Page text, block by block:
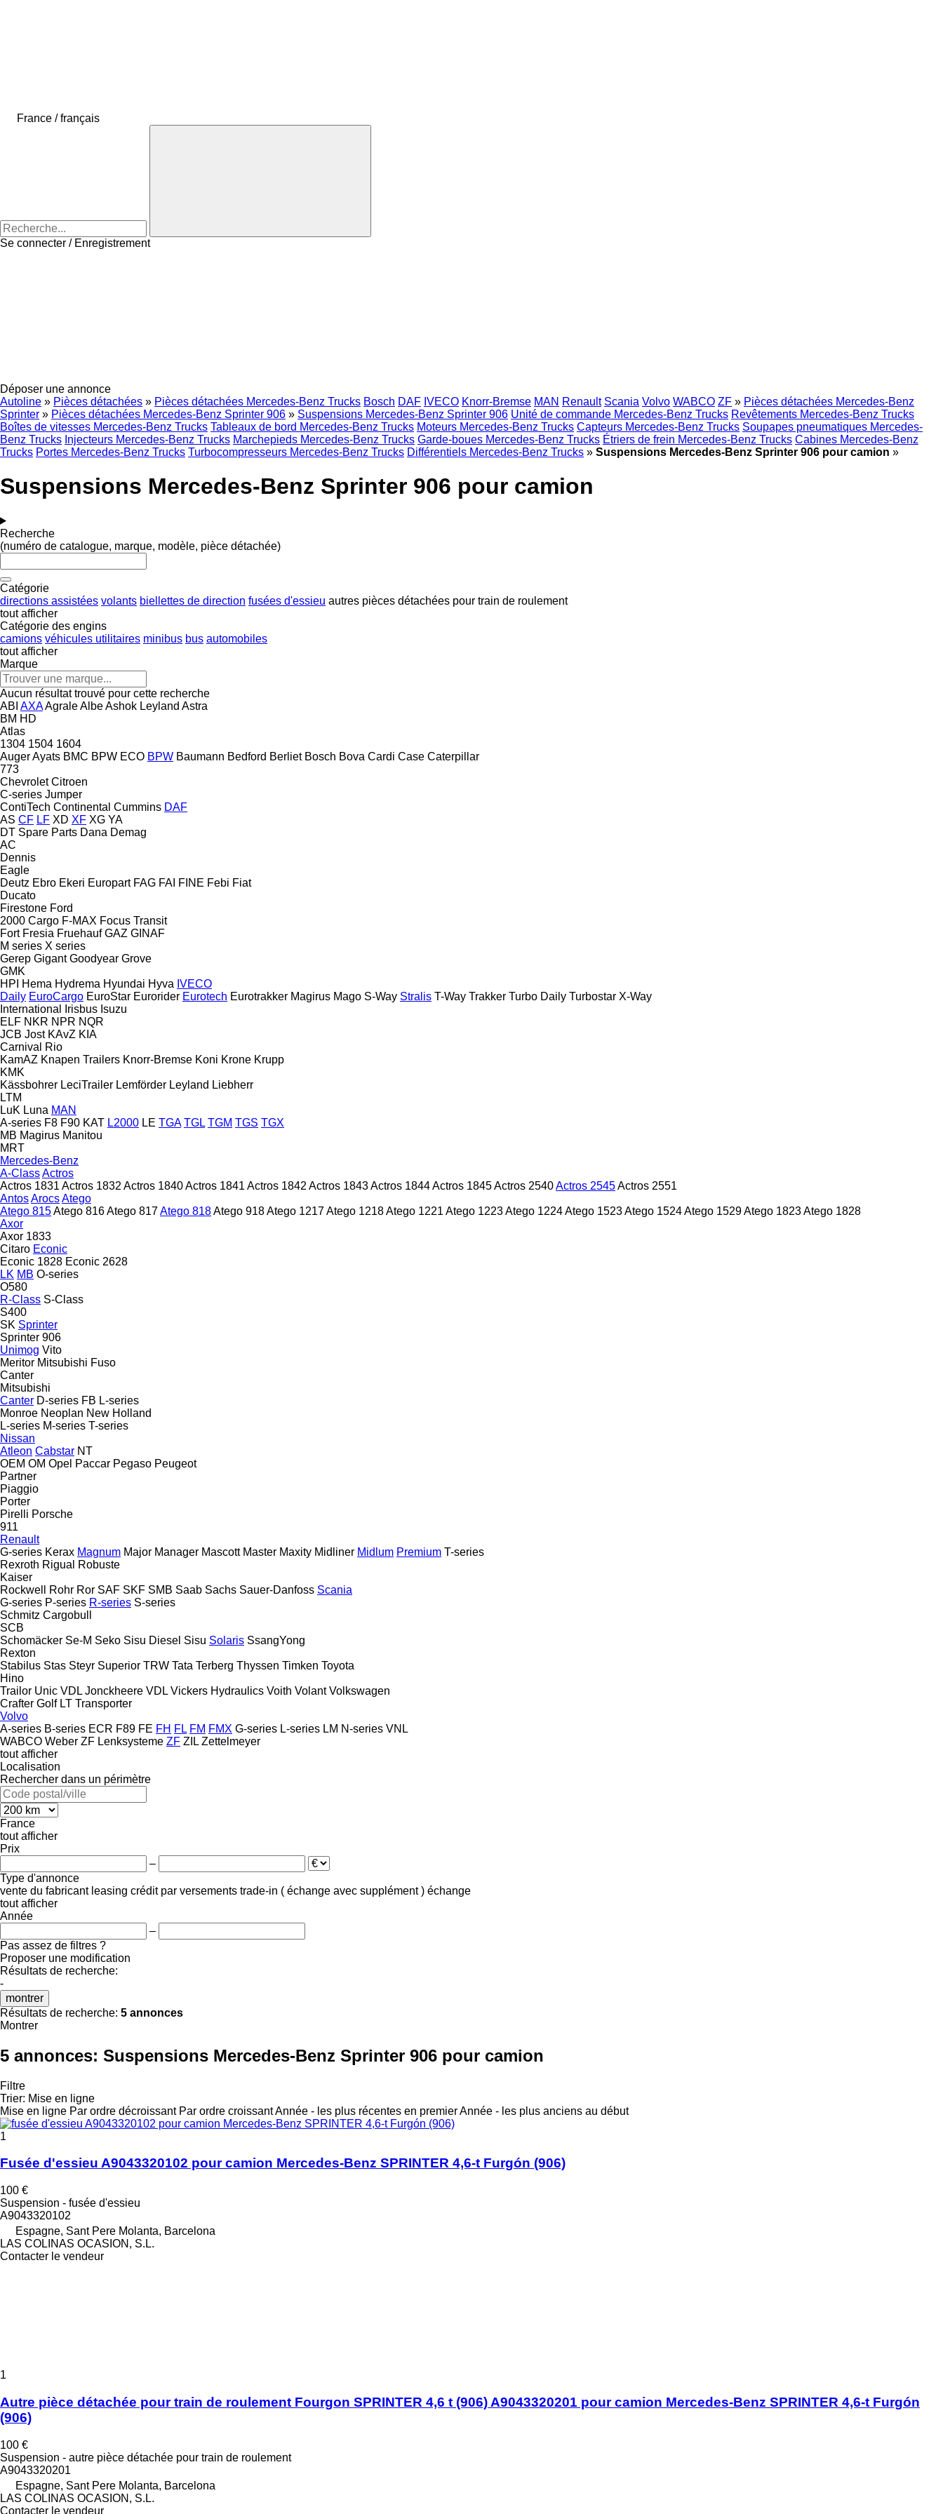
France / français
Se connecter / Enregistrement
Déposer une annonce
Autoline » Pièces détachées » Pièces détachées Mercedes-Benz Trucks Bosch DAF IVECO Knorr-Bremse MAN Renault Scania Volvo WABCO ZF » Pièces détachées Mercedes-Benz
Sprinter » Pièces détachées Mercedes-Benz Sprinter 906 » Suspensions Mercedes-Benz Sprinter 906 Unité de commande Mercedes-Benz Trucks Revêtements Mercedes-Benz Trucks
Boîtes de vitesses Mercedes-Benz Trucks Tableaux de bord Mercedes-Benz Trucks Moteurs Mercedes-Benz Trucks Capteurs Mercedes-Benz Trucks Soupapes pneumatiques Mercedes-
Benz Trucks Injecteurs Mercedes-Benz Trucks Marchepieds Mercedes-Benz Trucks Garde-boues Mercedes-Benz Trucks Étriers de frein Mercedes-Benz Trucks Cabines Mercedes-Benz
Trucks Portes Mercedes-Benz Trucks Turbocompresseurs Mercedes-Benz Trucks Différentiels Mercedes-Benz Trucks » Suspensions Mercedes-Benz Sprinter 906 pour camion »
Suspensions Mercedes-Benz Sprinter 906 pour camion
Recherche
(numéro de catalogue, marque, modèle, pièce détachée)
Catégorie
directions assistées volants biellettes de direction fusées d'essieu autres pièces détachées pour train de roulement
tout afficher
Catégorie des engins
camions véhicules utilitaires minibus bus automobiles
tout afficher
Marque
Aucun résultat trouvé pour cette recherche
ABI AXAAgraleAlbeAshok Leyland Astra
BM HD
Atlas
1304 1504 1604
AugerAyats BMC BPW ECO BPW Baumann Bedford Berliet Bosch Bova Cardi Case Caterpillar
773
Chevrolet Citroen
C-series Jumper
ContiTech Continental Cummins DAF
AS CF LF XD XF XG YA
DT Spare Parts Dana Demag
AC
Dennis
Eagle
Deutz Ebro Ekeri Europart FAG FAI FINE Febi Fiat
Ducato
Firestone Ford
2000 Cargo F-MAX Focus Transit
Fort Fresia Fruehauf GAZ GINAF
M series X series
Gerep Gigant Goodyear Grove
GMK
HPI
Hema Hydrema Hyundai Hyva IVECO
Daily EuroCargo EuroStar Eurorider Eurotech Eurotrakker Magirus Mago S-Way Stralis T-Way Trakker Turbo Daily Turbostar X-Way
International
Irisbus Isuzu
ELF NKR NPR NQR
JCB Jost KAvZ KIA
Carnival
Rio
KamAZ Knapen Trailers Knorr-Bremse Koni Krone Krupp
KMK
Kässbohrer LeciTrailer Lemförder Leyland Liebherr
LTM
LuK Luna MAN
A-series F8 F90 KAT L2000 LE TGA TGL TGM TGS TGX
MB Magirus Manitou
MRT
Mercedes-Benz
A-ClassActros
Actros 1831 Actros 1832 Actros 1840Actros 1841 Actros 1842 Actros 1843Actros 1844Actros 1845Actros 2540Actros 2545Actros 2551
AntosArocsAtego
Atego 815Atego 816Atego 817Atego 818Atego 918Atego 1217Atego 1218Atego 1221 Atego 1223Atego 1224Atego 1523Atego 1524Atego 1529Atego 1823Atego 1828
Axor
Axor 1833
Citaro Econic
Econic 1828 Econic 2628
LK MB O-series
O580
R-Class S-Class
S400
SK Sprinter
Sprinter 906
Unimog Vito
Meritor Mitsubishi Fuso
Canter
Mitsubishi
Canter D-series FB L-series
Monroe Neoplan New Holland
L-series M-series T-series
Nissan
Atleon Cabstar NT
OEM OM Opel Paccar Pegaso Peugeot
Partner
Piaggio
Porter
Pirelli Porsche
911
Renault
G-series Kerax Magnum Major Manager Mascott Master Maxity Midliner Midlum Premium T-series
Rexroth Rigual
Robuste
Kaiser
Rockwell
Rohr Ror SAF SKF SMB Saab Sachs Sauer-Danfoss Scania
G-series P-series R-series S-series
Schmitz Cargobull
SCB
Schomäcker Se-M Seko Sisu Diesel Sisu Solaris SsangYong
Rexton
Stabilus Stas Steyr Superior TRW Tata Terberg Thyssen Timken Toyota
Hino
Trailor Unic VDL Jonckheere VDL Vickers Hydraulics Voith Volant Volkswagen
Crafter Golf LT Transporter
Volvo
A-series B-series ECR F89 FE FH FL FM FMX G-series L-series LM N-series VNL
WABCO Weber ZF Lenksysteme ZF ZIL Zettelmeyer
tout afficher
Localisation
Rechercher dans un périmètre
France
tout afficher
Prix
–
Type d'annonce
vente du fabricant leasing crédit par versements trade-in ( échange avec supplément ) échange
tout afficher
Année
–
Pas assez de filtres ?
Proposer une modification
Résultats de recherche:
-
montrer
Résultats de recherche: 5 annonces
Montrer
5 annonces: Suspensions Mercedes-Benz Sprinter 906 pour camion
Filtre
Trier: Mise en ligne
Mise en ligne Par ordre décroissant Par ordre croissantAnnée - les plus récentes en premierAnnée - les plus anciens au début
1
Fusée d'essieu A9043320102 pour camion Mercedes-Benz SPRINTER 4,6-t Furgón (906)
100 €
Suspension - fusée d'essieu
A9043320102
Espagne, Sant Pere Molanta, Barcelona
LAS COLINAS OCASION, S.L.
Contacter le vendeur
1
Autre pièce détachée pour train de roulement Fourgon SPRINTER 4,6 t (906) A9043320201 pour camion Mercedes-Benz SPRINTER 4,6-t Furgón
(906)
100 €
Suspension - autre pièce détachée pour train de roulement
A9043320201
Espagne, Sant Pere Molanta, Barcelona
LAS COLINAS OCASION, S.L.
Contacter le vendeur